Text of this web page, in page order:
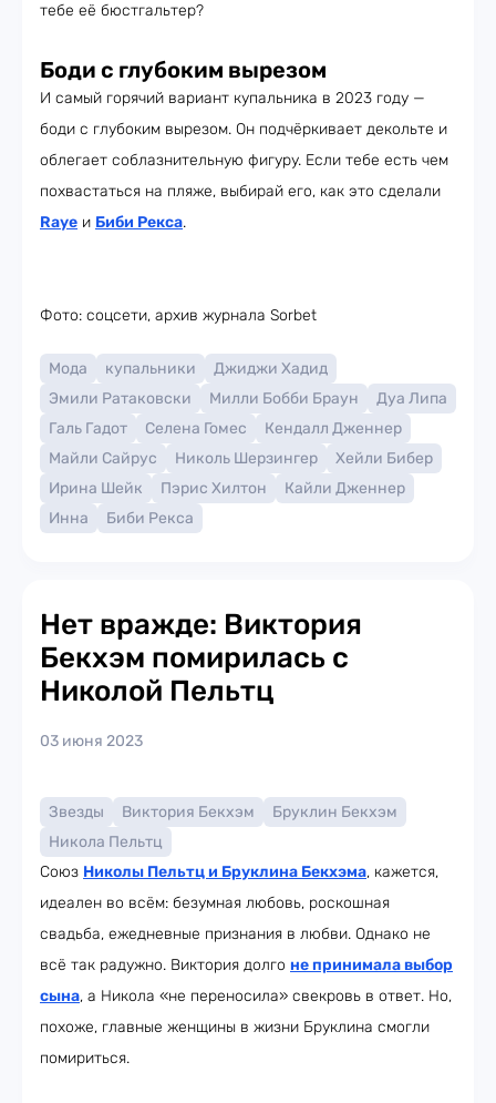
тебе её бюстгальтер?
Боди с глубоким вырезом
И самый горячий вариант купальника в 2023 году —
боди с глубоким вырезом. Он подчёркивает декольте и
облегает соблазнительную фигуру. Если тебе есть чем
похвастаться на пляже, выбирай его, как это сделали
Raye и Биби Рекса.
Фото: соцсети, архив журнала Sorbet
Мода купальники
Джиджи Хадид
Эмили Ратаковски
Милли Бобби Браун
Дуа Липа
Галь Гадот
Селена Гомес
Кендалл Дженнер
Майли Сайрус
Николь Шерзингер
Хейли Бибер
Ирина Шейк
Пэрис Хилтон
Кайли Дженнер
Инна
Биби Рекса
Нет вражде: Виктория
Бекхэм помирилась с
Николой Пельтц
03 июня 2023
Звезды Виктория Бекхэм
Бруклин Бекхэм
Никола Пельтц
Союз Николы Пельтц и Бруклина Бекхэма, кажется,
идеален во всём: безумная любовь, роскошная
свадьба, ежедневные признания в любви. Однако не
всё так радужно. Виктория долго не принимала выбор
сына, а Никола «не переносила» свекровь в ответ. Но,
похоже, главные женщины в жизни Бруклина смогли
помириться.